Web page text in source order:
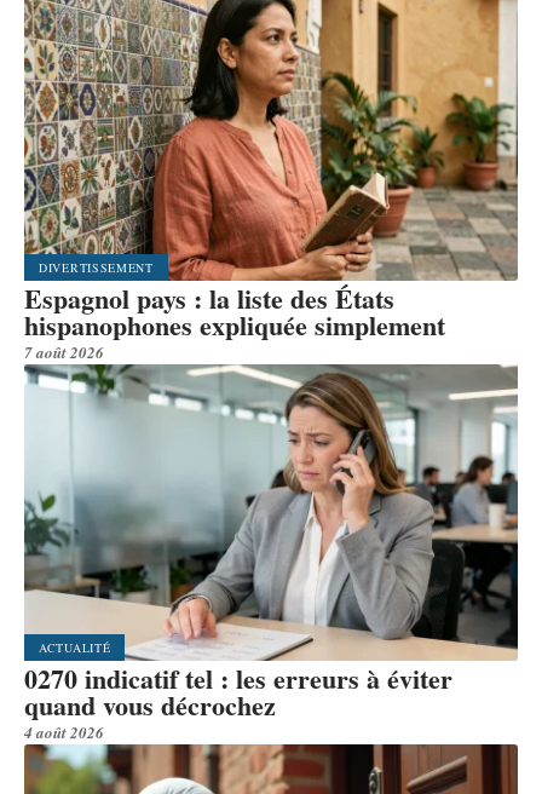
DIVERTISSEMENT
Espagnol pays : la liste des États
hispanophones expliquée simplement
7 août 2026
ACTUALITÉ
0270 indicatif tel : les erreurs à éviter
quand vous décrochez
4 août 2026